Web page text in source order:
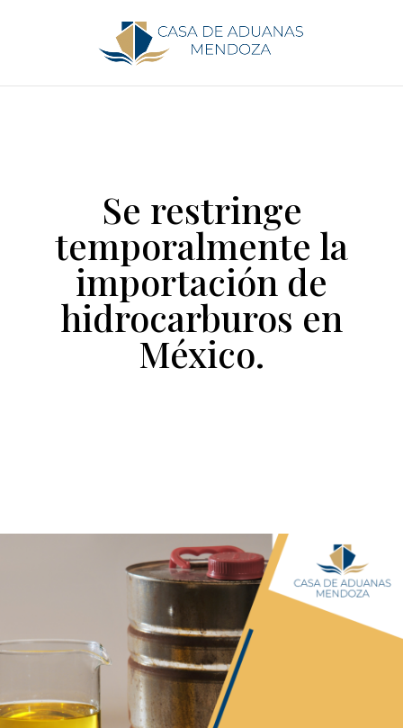
Se restringe
temporalmente la
importación de
hidrocarburos en
México.